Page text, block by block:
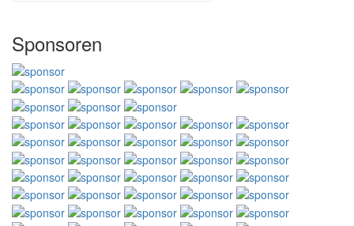
Sponsoren